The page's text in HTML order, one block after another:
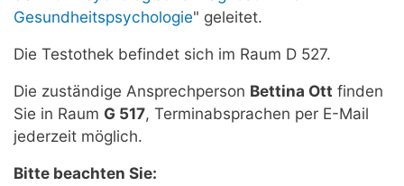
Gesundheitspsychologie" geleitet.
Die Testothek befindet sich im Raum D 527.
Die zuständige Ansprechperson Bettina Ott finden
Sie in Raum G 517, Terminabsprachen per E-Mail
jederzeit möglich.
Bitte beachten Sie: